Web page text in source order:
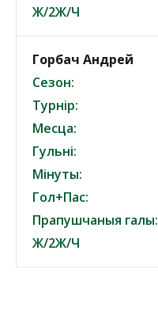
Ж/2Ж/Ч
Горбач Андрей
Сезон:
Турнір:
Месца:
Гульні:
Мінуты:
Гол+Пас:
Прапушчаныя галы:
Ж/2Ж/Ч